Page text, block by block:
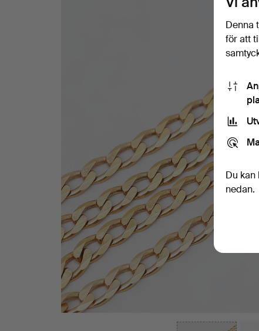
Denna
för att
Du kan
nedan.